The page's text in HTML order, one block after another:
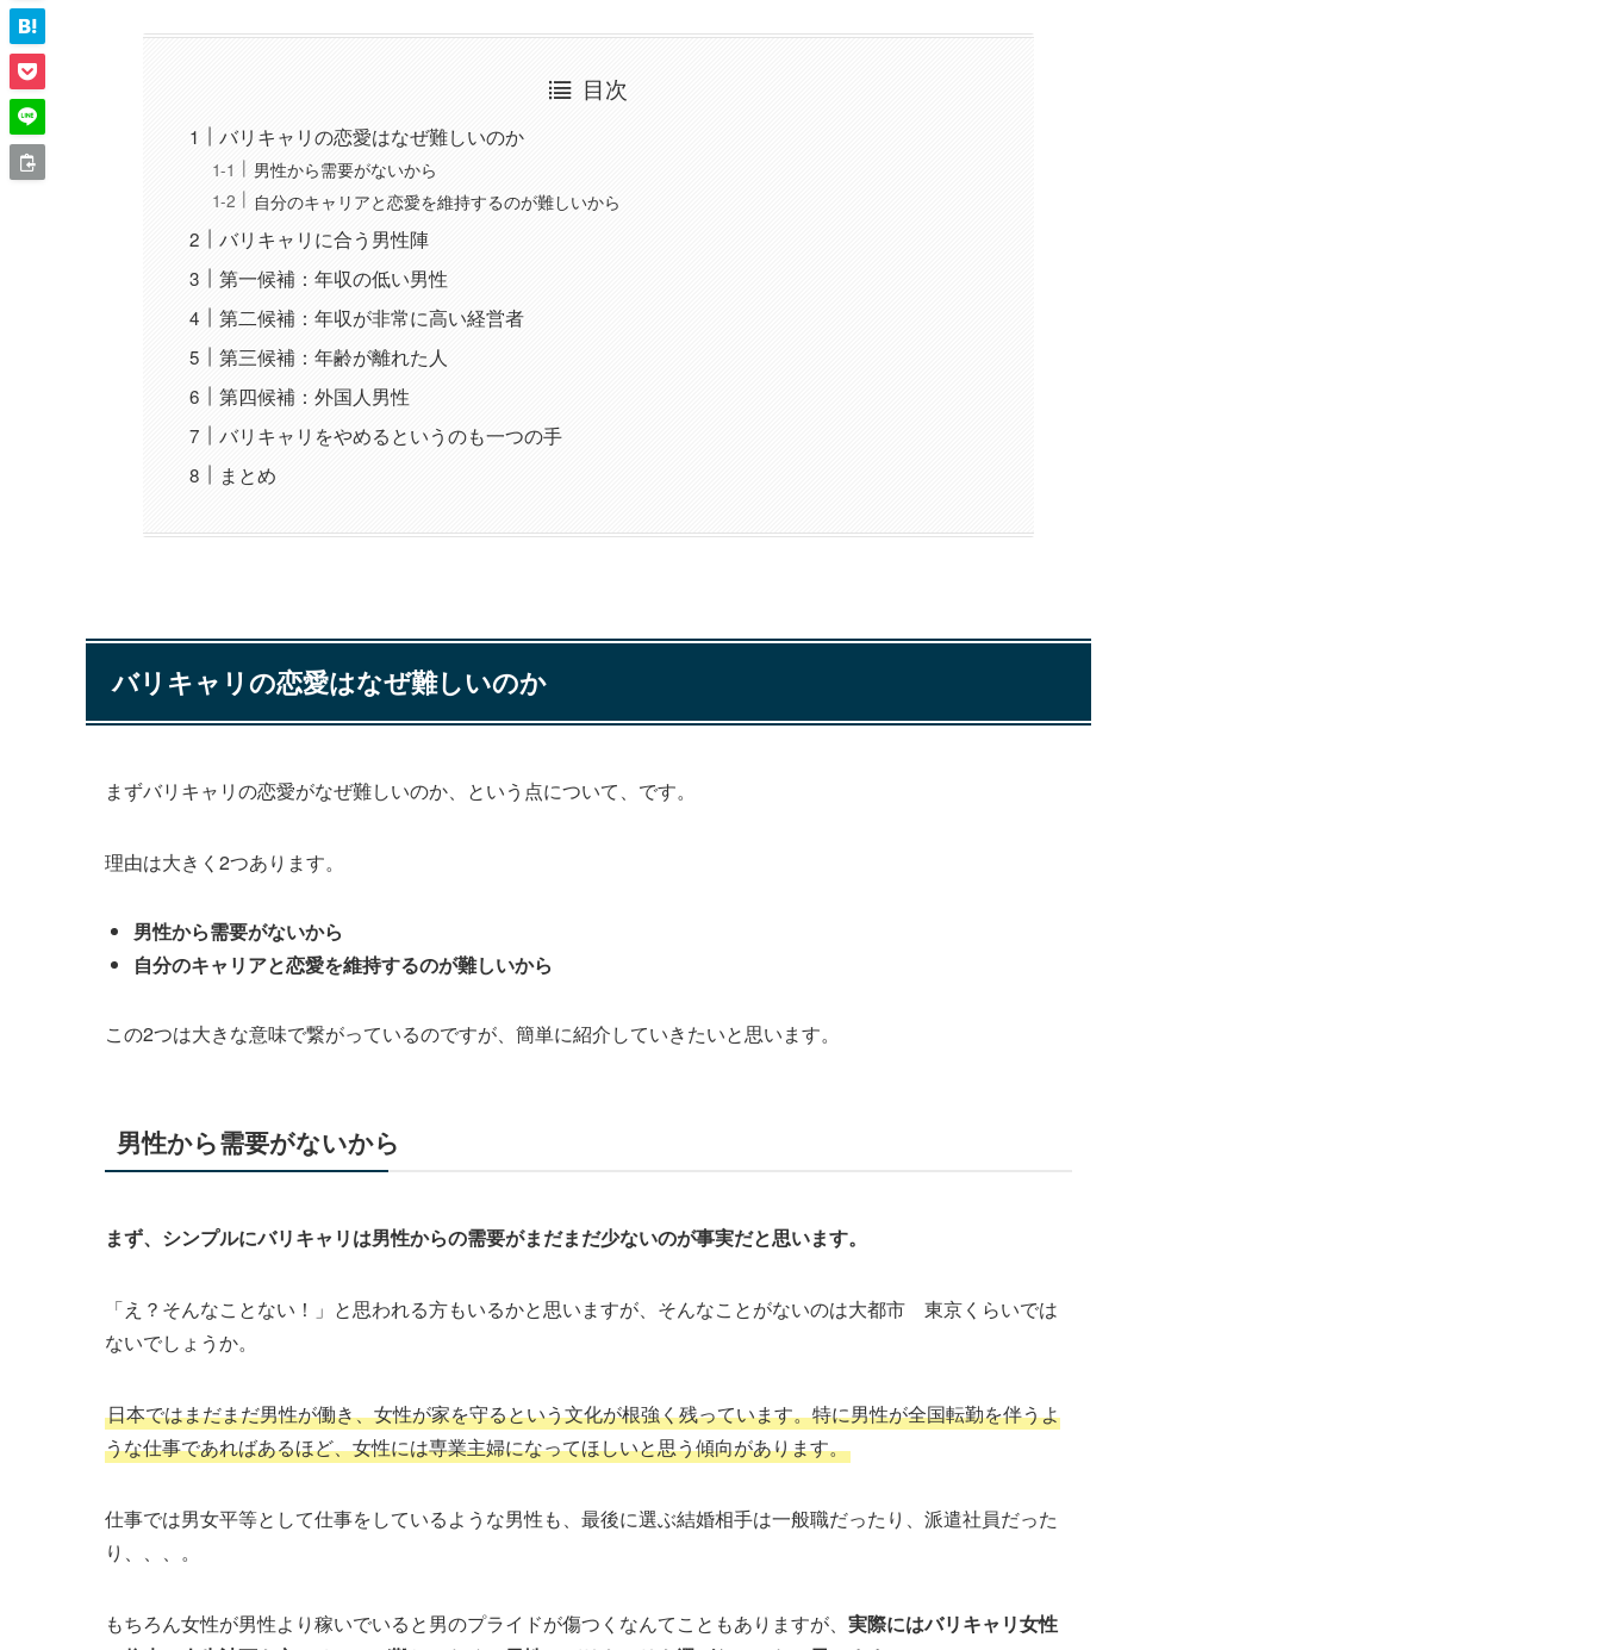
目次
バリキャリの恋愛はなぜ難しいのか
男性から需要がないから
自分のキャリアと恋愛を維持するのが難しいから
バリキャリに合う男性陣
第一候補：年収の低い男性
第二候補：年収が非常に高い経営者
第三候補：年齢が離れた人
第四候補：外国人男性
バリキャリをやめるというのも一つの手
まとめ
バリキャリの恋愛はなぜ難しいのか
まずバリキャリの恋愛がなぜ難しいのか、という点について、です。
理由は大きく2つあります。
男性から需要がないから
自分のキャリアと恋愛を維持するのが難しいから
この2つは大きな意味で繋がっているのですが、簡単に紹介していきたいと思います。
男性から需要がないから
まず、シンプルにバリキャリは男性からの需要がまだまだ少ないのが事実だと思います。
「え？そんなことない！」と思われる方もいるかと思いますが、そんなことがないのは大都市 東京くらいでは
ないでしょうか。
日本ではまだまだ男性が働き、女性が家を守るという文化が根強く残っています。特に男性が全国転勤を伴うよ
うな仕事であればあるほど、女性には専業主婦になってほしいと思う傾向があります。
仕事では男女平等として仕事をしているような男性も、最後に選ぶ結婚相手は一般職だったり、派遣社員だった
り、、、。
もちろん女性が男性より稼いでいると男のプライドが傷つくなんてこともありますが、 実際にはバリキャリ女性